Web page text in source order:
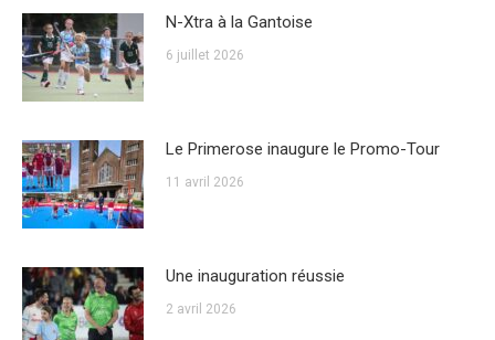
N-Xtra à la Gantoise
6 juillet 2026
Le Primerose inaugure le Promo-Tour
11 avril 2026
Une inauguration réussie
2 avril 2026